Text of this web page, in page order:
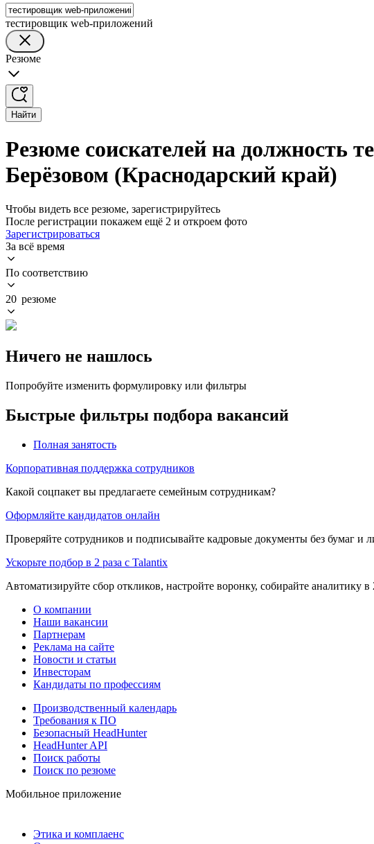
тестировщик web-приложений
Резюме
Найти
Резюме соискателей на должность
Берёзовом (Краснодарский край)
Чтобы видеть все резюме, зарегистрируйтесь
После регистрации покажем ещё 2 и откроем фото
Зарегистрироваться
За всё время
По соответствию
20 резюме
Ничего не нашлось
Попробуйте изменить формулировку или фильтры
Быстрые фильтры подбора вакансий
Полная занятость
Корпоративная поддержка сотрудников
Какой соцпакет вы предлагаете семейным сотрудникам?
Оформляйте кандидатов онлайн
Проверяйте сотрудников и подписывайте кадровые документы без бумаг и
Ускорьте подбор в 2 раза с Talantix
Автоматизируйте сбор откликов, настройте воронку, собирайте аналитику в
О компании
Наши вакансии
Партнерам
Реклама на сайте
Новости и статьи
Инвесторам
Кандидаты по профессиям
Производственный календарь
Требования к ПО
Безопасный HeadHunter
HeadHunter API
Поиск работы
Поиск по резюме
Мобильное приложение
Этика и комплаенс